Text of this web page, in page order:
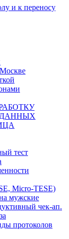
и к переносу
тест
Micro-TESE)
мужские
чек-ап.
протоколов